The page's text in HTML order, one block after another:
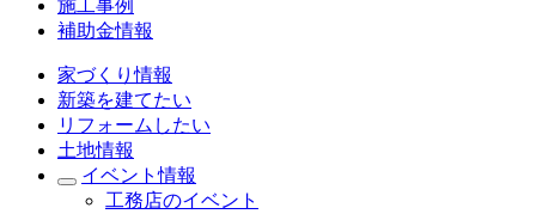
施工事例
補助金情報
家づくり情報
新築を建てたい
リフォームしたい
土地情報
イベント情報
工務店のイベント